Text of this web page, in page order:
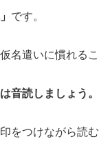
です。
名遣いに慣れるこ
音読しましょう。
をつけながら読む